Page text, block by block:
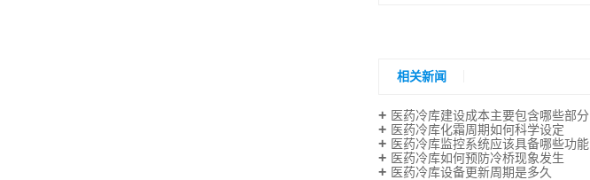
相关新闻
医药冷库建设成本主要包含哪些部分
医药冷库化霜周期如何科学设定
医药冷库监控系统应该具备哪些功能
医药冷库如何预防冷桥现象发生
医药冷库设备更新周期是多久